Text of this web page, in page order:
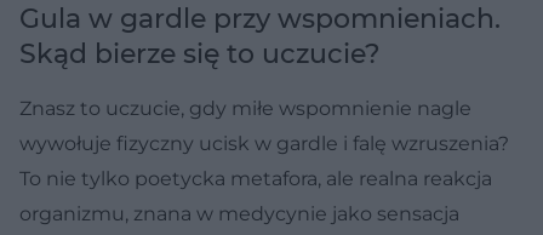
Gula w gardle przy wspomnieniach.
Skąd bierze się to uczucie?
Znasz to uczucie, gdy miłe wspomnienie nagle
wywołuje fizyczny ucisk w gardle i falę wzruszenia?
To nie tylko poetycka metafora, ale realna reakcja
organizmu, znana w medycynie jako sensacja